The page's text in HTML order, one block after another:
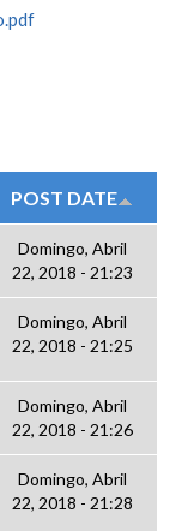
POST DATE
Domingo, Abril
22, 2018 - 21:23
Domingo, Abril
22, 2018 - 21:25
Domingo, Abril
22, 2018 - 21:26
Domingo, Abril
22, 2018 - 21:28